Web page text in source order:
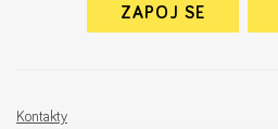
ZAPOJ SE
Kontakty